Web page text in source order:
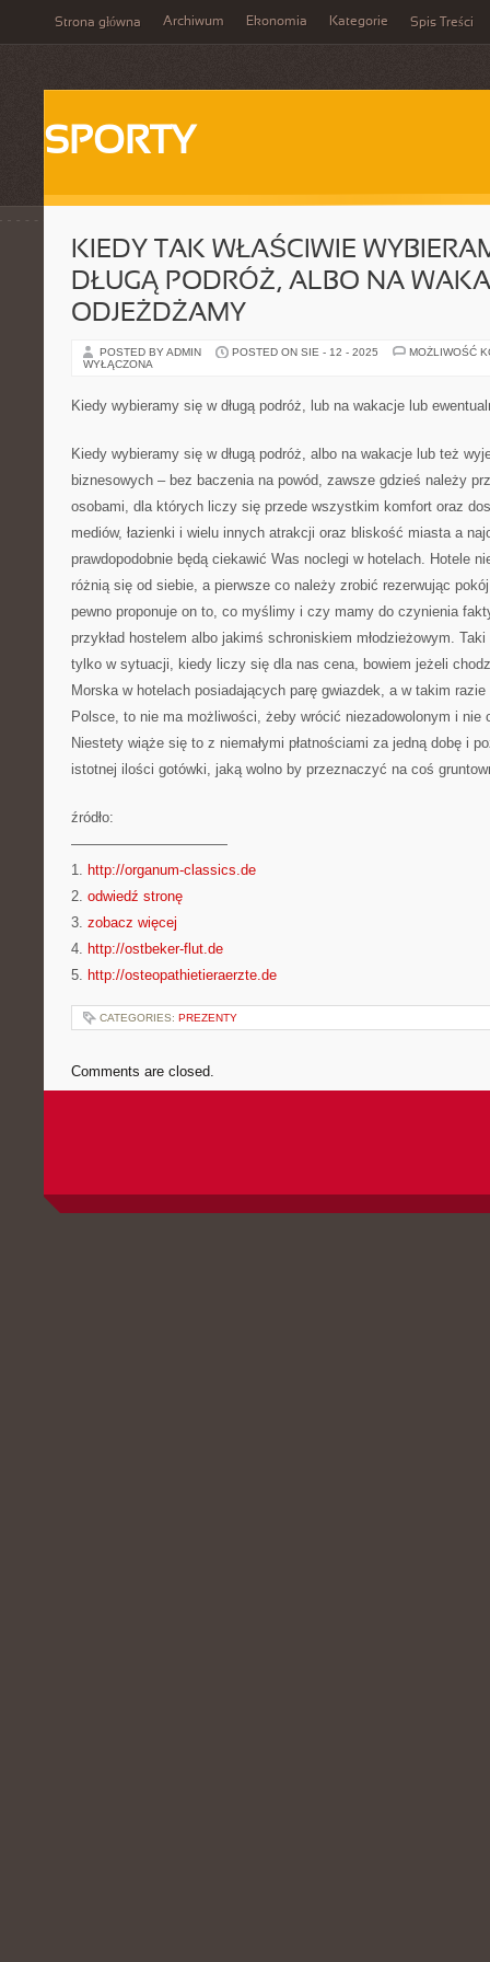
Strona główna Archiwum Ekonomia Kategorie Spis Treści
SPORTY
KIEDY TAK WŁAŚCIWIE
DŁUGĄ PODRÓŻ, ALBO NA
ODJEŻDŻAMY
POSTED BY ADMIN POSTED ON SIE - 12 - 2025
MOŻLIWOŚĆ
WYŁĄCZONA
Kiedy wybieramy się w długą podróż, lub na wakacje lub
Kiedy wybieramy się w długą podróż, albo na wakacje lub też
biznesowych – bez baczenia na powód, zawsze gdzieś należy
osobami, dla których liczy się przede wszystkim komfort oraz
mediów, łazienki i wielu innych atrakcji oraz bliskość miasta a
prawdopodobnie będą ciekawić Was noclegi w hotelach. Hotele
różnią się od siebie, a pierwsze co należy zrobić rezerwując
pewno proponuje on to, co myślimy i czy mamy do czynienia
przykład hostelem albo jakimś schroniskiem młodzieżowym.
tylko w sytuacji, kiedy liczy się dla nas cena, bowiem jeżeli
Morska w hotelach posiadających parę gwiazdek, a w takim
Polsce, to nie ma możliwości, żeby wrócić niezadowolonym i nie
Niestety wiąże się to z niemałymi płatnościami za jedną dobę i
istotnej ilości gotówki, jaką wolno by przeznaczyć na coś
źródło:
———————————
1. http://organum-classics.de
2. odwiedź stronę
3. zobacz więcej
4. http://ostbeker-flut.de
5. http://osteopathietieraerzte.de
CATEGORIES: PREZENTY
Comments are closed.